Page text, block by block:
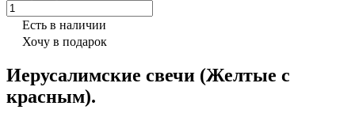
Есть в наличии
Хочу в подарок
Иерусалимские свечи (Желтые с
красным).